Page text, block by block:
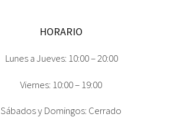
HORARIO
Lunes a Jueves: 10:00 – 20:00
Viernes: 10:00 – 19:00
Sábados y Domingos: Cerrado